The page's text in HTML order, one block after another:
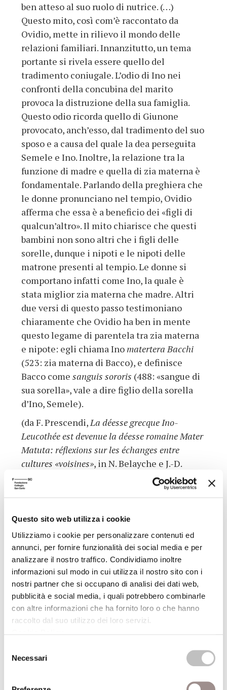
Questo sito web utilizza i cookie
Utilizziamo i cookie per personalizzare contenuti ed
annunci, per fornire funzionalità dei social media e per
analizzare il nostro traffico. Condividiamo inoltre
informazioni sul modo in cui utilizza il nostro sito con i
nostri partner che si occupano di analisi dei dati web,
pubblicità e social media, i quali potrebbero combinarle
con altre informazioni che ha fornito loro o che hanno
raccolto dal suo utilizzo dei loro servizi.
delNecessari
ben atteso al suo ruolo di nutrice. (…)
Questo mito, così com’è raccontato da
Ovidio, mette in rilievo il mondo delle
relazioni familiari. Innanzitutto, un tema
portante si rivela essere quello del
tradimento coniugale. L’odio di Ino nei
confronti della concubina del marito
provoca la distruzione della sua famiglia.
Questo odio ricorda quello di Giunone
provocato, anch’esso, dal tradimento del suo
sposo e a causa del quale la dea perseguita
Semele e Ino. Inoltre, la relazione tra la
funzione di madre e quella di zia materna è
fondamentale. Parlando della preghiera che
le donne pronunciano nel tempio, Ovidio
afferma che essa è a beneficio dei «figli di
qualcun’altro». Il mito chiarisce che questi
bambini non sono altri che i figli delle
sorelle, dunque i nipoti e le nipoti delle
matrone presenti al tempio. Le donne si
comportano infatti come Ino, la quale è
stata miglior zia materna che madre. Altri
due versi di questo passo testimoniano
chiaramente che Ovidio ha ben in mente
questo legame di parentela tra zia materna
e nipote: egli chiama Inomatertera Bacchi
(523: zia materna di Bacco), e definisce
Bacco come sanguis sororis (488: «sangue di
sua sorella», vale a dire figlio della sorella
d’Ino, Semele).
(da F. Prescendi,La déesse grecque Ino-
Leucothée est devenue la déesse romaine Mater
Matuta: réflexions sur les échanges entre
cultures «voisines», in N. Belayche e J.-D.
Dubois, a cura di,
L’oiseau et le poisson.
Cohabitations religieuses dans les mondes grec
(*) I titoli contrassegnati con l'asterisco sono disponibili, o in
corso di acquisizione, per la consultazione e il prestito presso
19)
Presso la sede della Biblioteca, dopo una settimana dalla data
della conferenza, è possibile ascoltarne la registrazione.
ALTRE CONFERENZE DEL CICLO